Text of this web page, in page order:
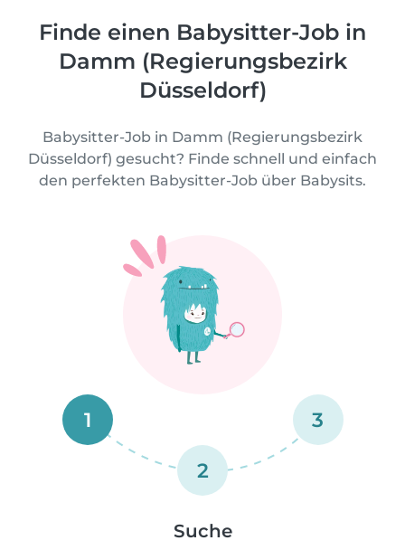
Finde einen Babysitter-Job in
Damm (Regierungsbezirk
Düsseldorf)
Babysitter-Job in Damm (Regierungsbezirk
Düsseldorf) gesucht? Finde schnell und einfach
den perfekten Babysitter-Job über Babysits.
1
2
3
Suche